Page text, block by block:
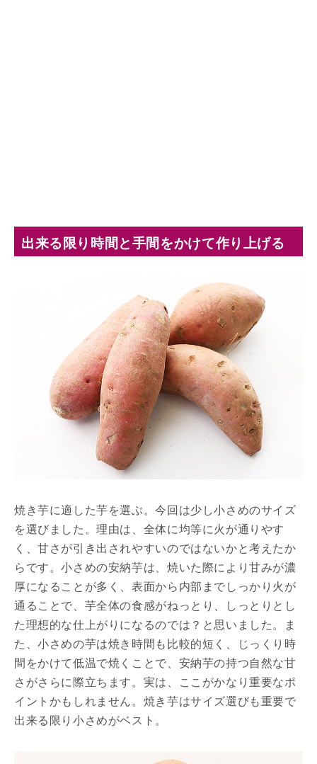
出来る限り時間と手間をかけて作り上げる
焼き芋に適した芋を選ぶ。今回は少し小さめのサイズ
を選びました。理由は、全体に均等に火が通りやす
く、甘さが引き出されやすいのではないかと考えたか
らです。小さめの安納芋は、焼いた際により甘みが濃
厚になることが多く、表面から内部までしっかり火が
通ることで、芋全体の食感がねっとり、しっとりとし
た理想的な仕上がりになるのでは？と思いました。ま
た、小さめの芋は焼き時間も比較的短く、じっくり時
間をかけて低温で焼くことで、安納芋の持つ自然な甘
さがさらに際立ちます。実は、ここがかなり重要なポ
イントかもしれません。焼き芋はサイズ選びも重要で
出来る限り小さめがベスト。